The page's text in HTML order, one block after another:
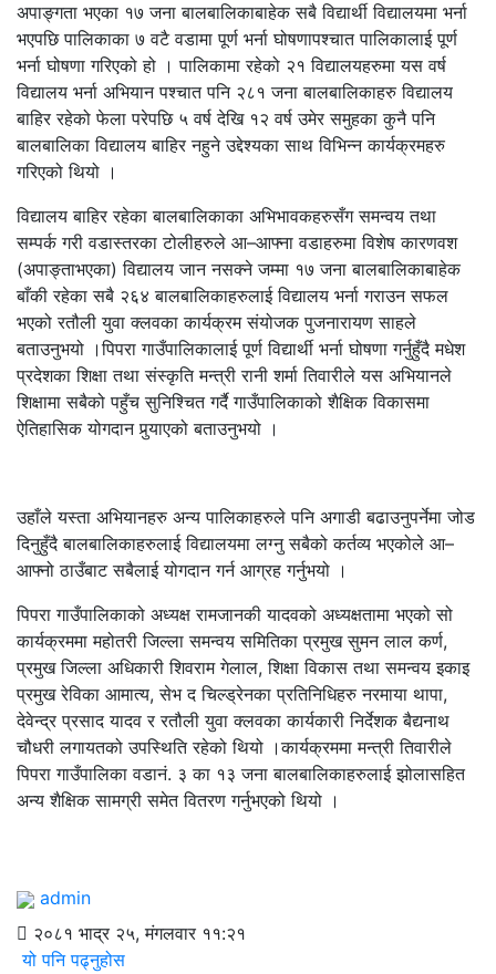
अपाङ्गता भएका १७ जना बालबालिकाबाहेक सबै विद्यार्थी विद्यालयमा भर्ना
भएपछि पालिकाका ७ वटै वडामा पूर्ण भर्ना घोषणापश्चात पालिकालाई पूर्ण
भर्ना घोषणा गरिएको हो । पालिकामा रहेको २१ विद्यालयहरुमा यस वर्ष
विद्यालय भर्ना अभियान पश्चात पनि २८१ जना बालबालिकाहरु विद्यालय
बाहिर रहेको फेला परेपछि ५ वर्ष देखि १२ वर्ष उमेर समुहका कुनै पनि
बालबालिका विद्यालय बाहिर नहुने उद्देश्यका साथ विभिन्न कार्यक्रमहरु
गरिएको थियो ।
विद्यालय बाहिर रहेका बालबालिकाका अभिभावकहरुसँग समन्वय तथा
सम्पर्क गरी वडास्तरका टोलीहरुले आ–आफ्ना वडाहरुमा विशेष कारणवश
(अपाङ्ताभएका) विद्यालय जान नसक्ने जम्मा १७ जना बालबालिकाबाहेक
बाँकी रहेका सबै २६४ बालबालिकाहरुलाई विद्यालय भर्ना गराउन सफल
भएको रतौली युवा क्लवका कार्यक्रम संयोजक पुजनारायण साहले
बताउनुभयो ।पिपरा गाउँपालिकालाई पूर्ण विद्यार्थी भर्ना घोषणा गर्नुहुँदै मधेश
प्रदेशका शिक्षा तथा संस्कृति मन्त्री रानी शर्मा तिवारीले यस अभियानले
शिक्षामा सबैको पहुँच सुनिश्चित गर्दै गाउँपालिकाको शैक्षिक विकासमा
ऐतिहासिक योगदान पुर्‍याएको बताउनुभयो ।
उहाँले यस्ता अभियानहरु अन्य पालिकाहरुले पनि अगाडी बढाउनुपर्नेमा जोड
दिनुहुँदै बालबालिकाहरुलाई विद्यालयमा लग्नु सबैको कर्तव्य भएकोले आ–
आफ्नो ठाउँबाट सबैलाई योगदान गर्न आग्रह गर्नुभयो ।
पिपरा गाउँपालिकाको अध्यक्ष रामजानकी यादवको अध्यक्षतामा भएको सो
कार्यक्रममा महोतरी जिल्ला समन्वय समितिका प्रमुख सुमन लाल कर्ण,
प्रमुख जिल्ला अधिकारी शिवराम गेलाल, शिक्षा विकास तथा समन्वय इकाइ
प्रमुख रेविका आमात्य, सेभ द चिल्ड्रेनका प्रतिनिधिहरु नरमाया थापा,
देवेन्द्र प्रसाद यादव र रतौली युवा क्लवका कार्यकारी निर्देशक बैद्यनाथ
चौधरी लगायतको उपस्थिति रहेको थियो ।कार्यक्रममा मन्त्री तिवारीले
पिपरा गाउँपालिका वडानं. ३ का १३ जना बालबालिकाहरुलाई झोलासहित
अन्य शैक्षिक सामग्री समेत वितरण गर्नुभएको थियो ।
admin
२०८१ भाद्र २५, मंगलवार ११:२१
यो पनि पढ्नुहोस